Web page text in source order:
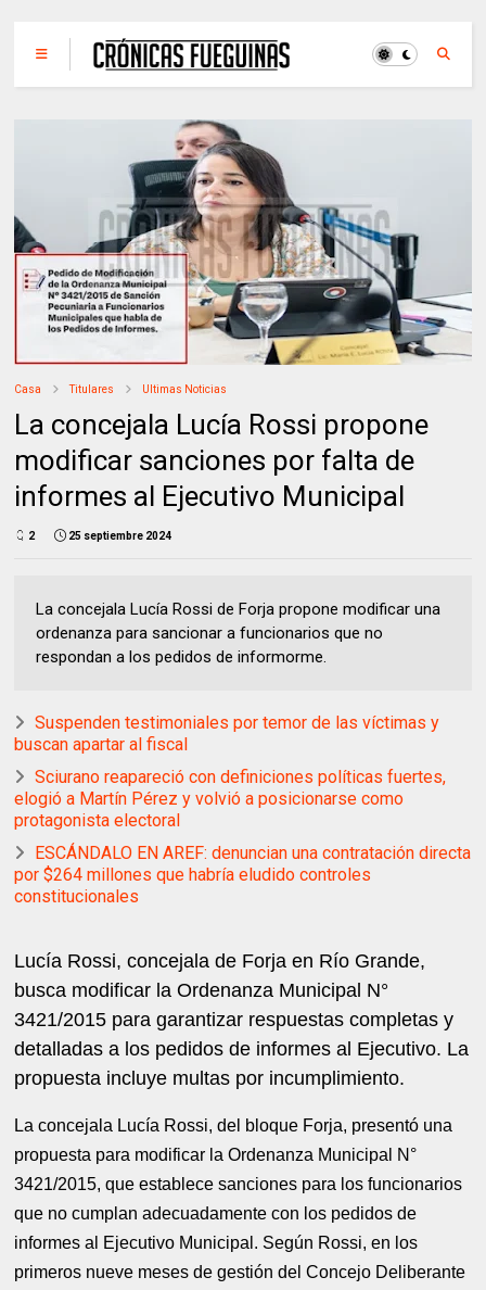
Casa Titulares Ultimas Noticias
La concejala Lucía Rossi propone
modificar sanciones por falta de
informes al Ejecutivo Municipal
2 25 septiembre 2024
La concejala Lucía Rossi de Forja propone modificar una
ordenanza para sancionar a funcionarios que no
respondan a los pedidos de informorme.
Suspenden testimoniales por temor de las víctimas y
buscan apartar al fiscal
Sciurano reapareció con definiciones políticas fuertes,
elogió a Martín Pérez y volvió a posicionarse como
protagonista electoral
ESCÁNDALO EN AREF: denuncian una contratación directa
por $264 millones que habría eludido controles
constitucionales
Lucía Rossi, concejala de Forja en Río Grande,
busca modificar la Ordenanza Municipal N°
3421/2015 para garantizar respuestas completas y
detalladas a los pedidos de informes al Ejecutivo. La
propuesta incluye multas por incumplimiento.
La concejala Lucía Rossi, del bloque Forja, presentó una
propuesta para modificar la Ordenanza Municipal N°
3421/2015, que establece sanciones para los funcionarios
que no cumplan adecuadamente con los pedidos de
informes al Ejecutivo Municipal. Según Rossi, en los
primeros nueve meses de gestión del Concejo Deliberante